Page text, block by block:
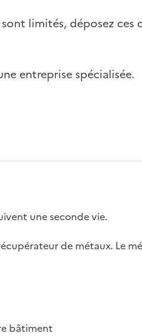
limités, déposez
entreprise spécialisée.
une seconde vie.
de métaux. Le
bâtiment